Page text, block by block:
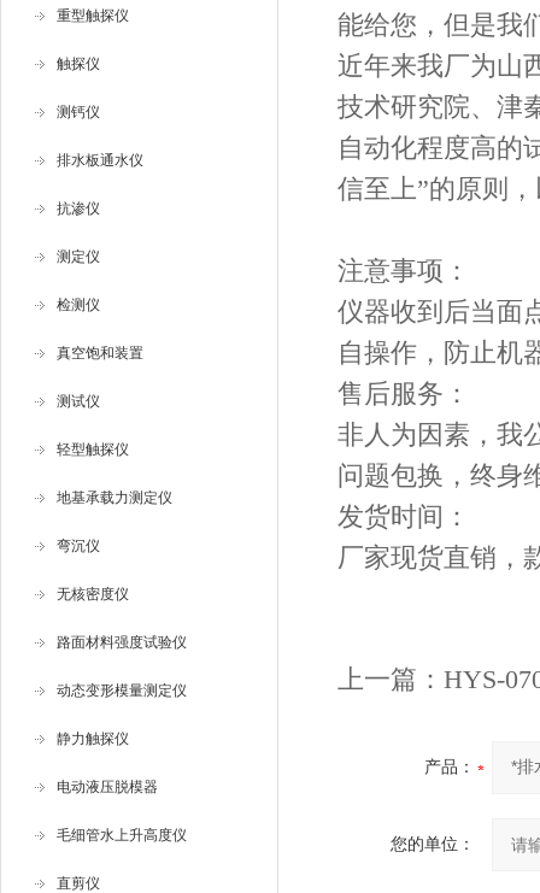
重型触探仪
触探仪
测钙仪
排水板通水仪
抗渗仪
测定仪
检测仪
真空饱和装置
测试仪
轻型触探仪
地基承载力测定仪
弯沉仪
无核密度仪
路面材料强度试验仪
动态变形模量测定仪
静力触探仪
电动液压脱模器
毛细管水上升高度仪
直剪仪
能给您，但是我
近年来我厂为山
技术研究院、津
自动化程度高的
信至上”的原则
注意事项：
仪器收到后当面
自操作，防止机
售后服务：
非人为因素，我
问题包换，终身
发货时间：
厂家现货直销，
上一篇： HYS-
产品：
您的单位：